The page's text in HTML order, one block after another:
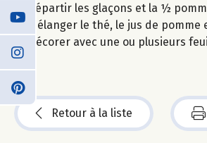
Répartir les glaçons et la ½
Mélanger le thé, le jus de
Décorer avec une ou plusieurs
Retour à la liste